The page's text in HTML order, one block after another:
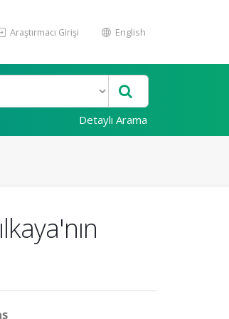
Araştırmacı Girişi English
Detaylı Arama